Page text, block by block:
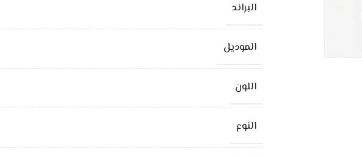
البراند
الموديل
اللون
النوع